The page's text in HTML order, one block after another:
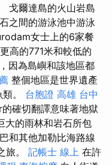
戈爾達島的火山岩島
之間的游泳池中游泳
女士上的6家餐
高的771米和較低的
因為島嶼和該地區都
整個地區是世界遺產
。 台胞證 高雄 台中
確切翻譯意味著地獄
大的雨林和岩石所包
和其他加勒比海路線
旅。 記帳士 線上 在許